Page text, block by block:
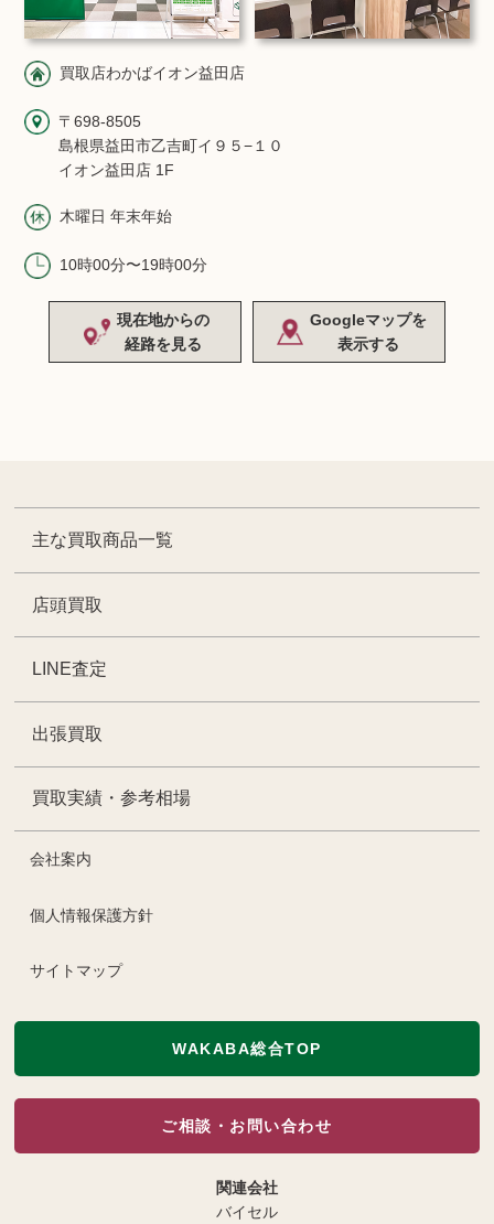
買取店わかばイオン益田店
〒698-8505
島根県益田市乙吉町イ９５−１０
イオン益田店 1F
木曜日 年末年始
10時00分〜19時00分
現在地からの
経路を見る
Googleマップを
表示する
主な買取商品一覧
店頭買取
LINE査定
出張買取
買取実績・参考相場
会社案内
個人情報保護方針
サイトマップ
WAKABA総合TOP
ご相談・お問い合わせ
関連会社
バイセル